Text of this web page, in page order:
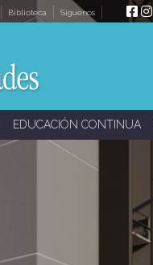
Biblioteca Síguenos
EDUCACIÓN CONTINUA